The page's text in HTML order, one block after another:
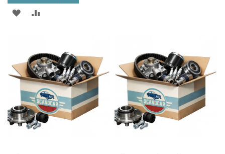
AJOUTER
LISTE
D’ENVIE
D’ENVIE